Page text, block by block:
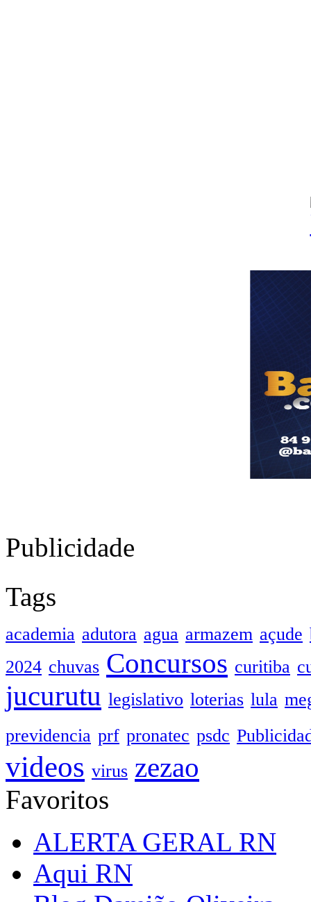
Publicidade
Tags
academia adutora agua armazem açude
2024 chuvas Concursos curitiba
jucurutu legislativo loterias lula
previdencia prf pronatec psdc
videos virus zezao
Favoritos
ALERTA GERAL RN
Aqui RN